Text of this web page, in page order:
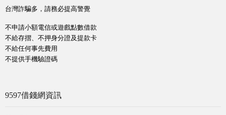
台灣詐騙多，請務必提高警覺
不申請小額電信或遊戲點數借款
不給存摺、不押身分證及提款卡
不給任何事先費用
不提供手機驗證碼
9597借錢網資訊